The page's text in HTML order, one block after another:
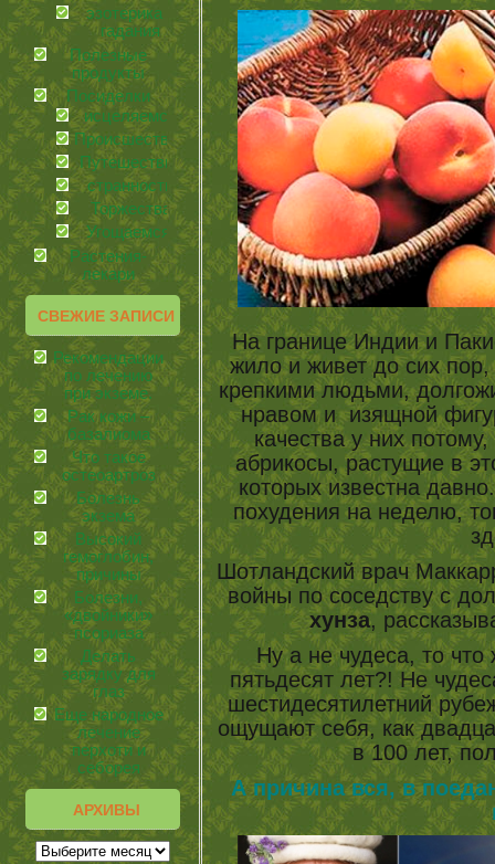
эзотерика и
гадания
Полезные
продукты
Посиделки
иcцеляемся
Происшествия
Путешествия
странности
Торжества
Угощаемся!
Растения-
лекари
СВЕЖИЕ ЗАПИСИ
Рекомендации
по лечению
при экземе.
Рак кожи –
базалиома
Что такое
остеоартроз
Болезнь
экзема
Высокий
гемоглобин,
причины
Болезни,
«двойники»
псориаза
Делать
зарядку для
глаз
Еще народное
лечение
перхоти и
себорея
АРХИВЫ
На границе Индии и
жило и живет до сих
крепкими людьми,
нравом и изящной
качества у них
абрикосы, растущие в
которых известна
похудения на неделю,
Шотландский врач
войны по соседству с
хунза,
Ну а не чудеса, то
пятьдесят лет?! Не
шестидесятилетний
ощущают себя, как
в 100 лет,
А причина вся, в